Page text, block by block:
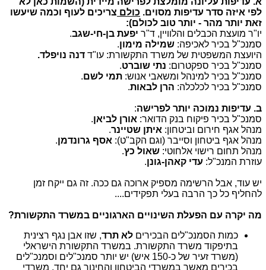
לפי איזה סדר עדיפות מסוים. כולם צריכים לעוף וכמה שיעשו
זאת יותר מהר - יותר טוב לכולם):
יו"ר מועצת הכבלים והלוויין, ד"ר יפעת בן-חי-שגב.
סמנכ"ל בכיר לאכיפה: שמילה מימון.
היועצת המשפטית של משרד התקשורת: עו"ד דנה נויפלד.
סמנכ"ל בכיר ספקטרום: נתי שוברט.
סמנכ"ל בכיר למינהל ומשאבי אנוש: תמי לשם.
סמנכ"ל בכיר לכלכלה: הרן לבאות.
ב. עדיפות נמוכה יותר לפרישה:
סמנכ"ל בכיר פיקוח בנק הדואר: אורן לביאן.
מנהל אגף חירום וביטחון: איתן שטיינר.
מנהל אגף ביטחון וסייבר (וגם הקב"ט): אסף גרונדמן.
מנהל תחום רישוי אלחוטי: שאול כץ.
עוזרת המנכ"ל: עדי קאהן-גונן.
יש עוד, אבל הרשימה מספיק ארוכה גם ככה. זה גם ייקח זמן
להחליף כל כך הרבה בעלי תפקידים....
מה יקרה עם הפעלת השינויים הארגוניים במשרד התקשורת?
כמות הסמנכ"לים הבכירים לא תרד, שזו אבן נגף רצינית
בתיפקוד משרד התקשורת. במשרד התקשורת הישראלי
(משרד זעיר של כ-150 איש) יש יותר סמנכ"לים וסמנכ"לים
בכירים מאשר במשרדי הביטחון והחינוך גם יחד, משרדי